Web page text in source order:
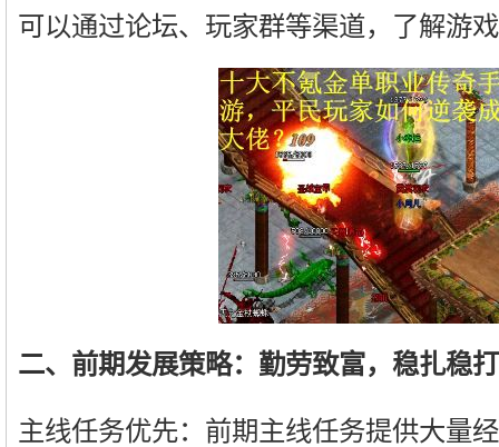
可以通过论坛、玩家群等渠道，了解游
二、前期发展策略：勤劳致富，稳扎稳打
主线任务优先：前期主线任务提供大量